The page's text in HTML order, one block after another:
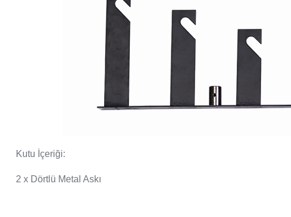
Kutu İçeriği:
2 x Dörtlü Metal Askı